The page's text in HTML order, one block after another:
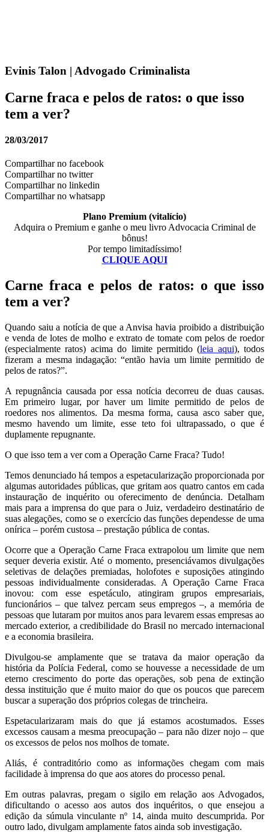
Evinis Talon | Advogado Criminalista
Carne fraca e pelos de ratos: o que isso
tem a ver?
28/03/2017
Compartilhar no facebook
Compartilhar no twitter
Compartilhar no linkedin
Compartilhar no whatsapp
Plano Premium (vitalício)
Adquira o Premium e ganhe o meu livro Advocacia Criminal de
bônus!
Por tempo limitadíssimo!
CLIQUE AQUI
Carne fraca e pelos de ratos: o que isso
tem a ver?
Quando saiu a notícia de que a Anvisa havia proibido a distribuição
e venda de lotes de molho e extrato de tomate com pelos de roedor
(especialmente ratos) acima do limite permitido (leia aqui), todos
fizeram a mesma indagação: “então havia um limite permitido de
pelos de ratos?”.
A repugnância causada por essa notícia decorreu de duas causas.
Em primeiro lugar, por haver um limite permitido de pelos de
roedores nos alimentos. Da mesma forma, causa asco saber que,
mesmo havendo um limite, esse teto foi ultrapassado, o que é
duplamente repugnante.
O que isso tem a ver com a Operação Carne Fraca? Tudo!
Temos denunciado há tempos a espetacularização proporcionada por
algumas autoridades públicas, que gritam aos quatro cantos em cada
instauração de inquérito ou oferecimento de denúncia. Detalham
mais para a imprensa do que para o Juiz, verdadeiro destinatário de
suas alegações, como se o exercício das funções dependesse de uma
onírica – porém custosa – prestação pública de contas.
Ocorre que a Operação Carne Fraca extrapolou um limite que nem
sequer deveria existir. Até o momento, presenciávamos divulgações
seletivas de delações premiadas, holofotes e suposições atingindo
pessoas individualmente consideradas. A Operação Carne Fraca
inovou: com esse espetáculo, atingiram grupos empresariais,
funcionários – que talvez percam seus empregos –, a memória de
pessoas que lutaram por muitos anos para levarem essas empresas ao
mercado exterior, a credibilidade do Brasil no mercado internacional
e a economia brasileira.
Divulgou-se amplamente que se tratava da maior operação da
história da Polícia Federal, como se houvesse a necessidade de um
eterno crescimento do porte das operações, sob pena de extinção
dessa instituição que é muito maior do que os poucos que parecem
buscar a superação dos próprios colegas de trincheira.
Espetacularizaram mais do que já estamos acostumados. Esses
excessos causam a mesma preocupação – para não dizer nojo – que
os excessos de pelos nos molhos de tomate.
Aliás, é contraditório como as informações chegam com mais
facilidade à imprensa do que aos atores do processo penal.
Em outras palavras, pregam o sigilo em relação aos Advogados,
dificultando o acesso aos autos dos inquéritos, o que ensejou a
edição da súmula vinculante nº 14, ainda muito descumprida. Por
outro lado, divulgam amplamente fatos ainda sob investigação.